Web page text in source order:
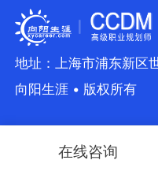
地址：上海市浦东新区
向阳生涯 • 版权所有
在线咨询